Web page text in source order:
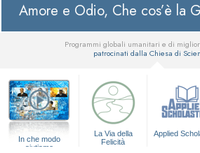
Amore e Odio, Che cos’è la
Programmi globali umanitari e di
patrocinati dalla Chiesa di
In che modo
aiutiamo
La Via della
Felicità
Applied